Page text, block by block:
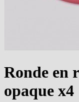
Ronde en
opaque x4